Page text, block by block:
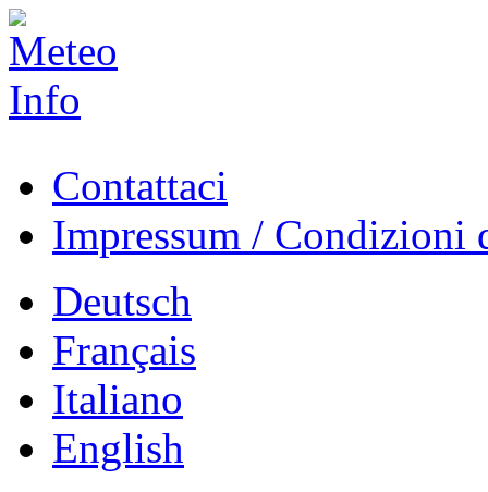
Contattaci
Impressum / Condizioni
Deutsch
Français
Italiano
English